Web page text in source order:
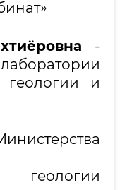
-
геологии и
геологии